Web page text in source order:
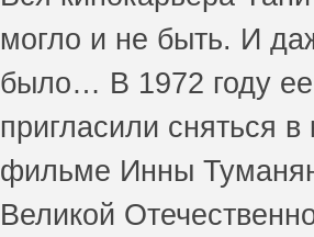
могло и не быть. И
было… В 1972 году
пригласили сняться
фильме Инны
Великой